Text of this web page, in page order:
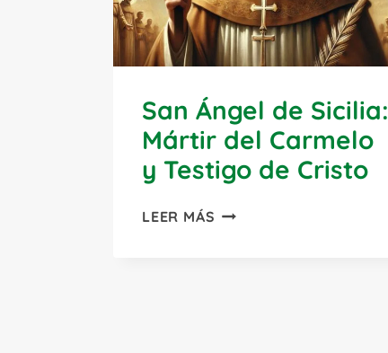
San Ángel de Sicilia:
Mártir del Carmelo
y Testigo de Cristo
LEER MÁS SAN